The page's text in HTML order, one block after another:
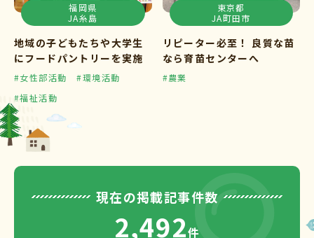
福岡県
JA糸島
地域の子どもたちや大学生
にフードパントリーを実施
#女性部活動
#環境活動
#福祉活動
東京都
JA町田市
リピーター必至！ 良質な苗
なら育苗センターへ
#農業
現在の掲載記事件数
2,492件